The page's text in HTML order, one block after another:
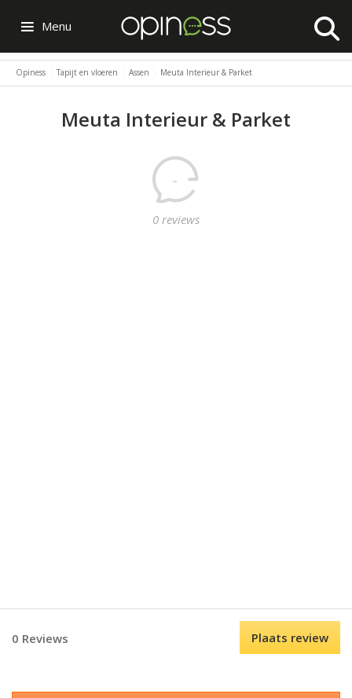
Menu
Opiness Tapijt en vloeren Assen Meuta Interieur & Parket
Meuta Interieur & Parket
-
0 reviews
0 Reviews Plaats review